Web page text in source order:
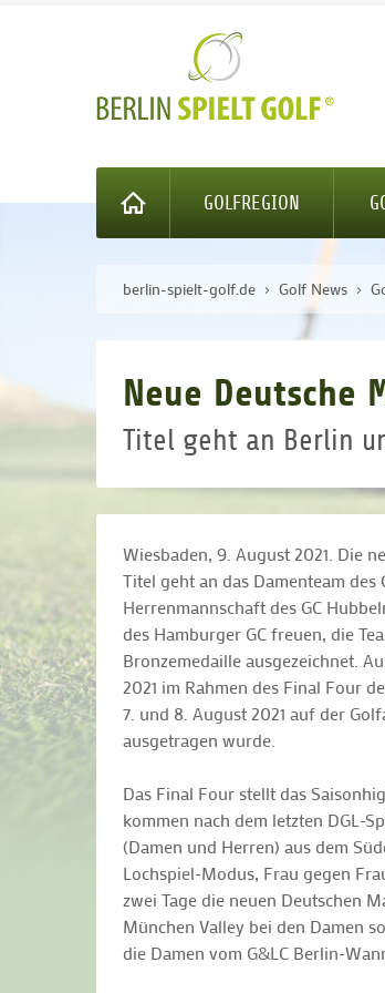
GOLFREGION
berlin-spielt-golf.de Golf News
Neue Deutsche
Titel geht an Berlin
Wiesbaden, 9. August 2021. Die
Titel geht an das Damenteam
Herrenmannschaft des GC
des Hamburger GC freuen, die
Bronzemedaille ausgezeichnet.
2021 im Rahmen des Final Four
7. und 8. August 2021 auf der
ausgetragen wurde.
Das Final Four stellt das
kommen nach dem letzten DGL-
(Damen und Herren) aus dem
Lochspiel-Modus, Frau gegen
zwei Tage die neuen Deutschen
München Valley bei den Damen
die Damen vom G&LC Berlin-